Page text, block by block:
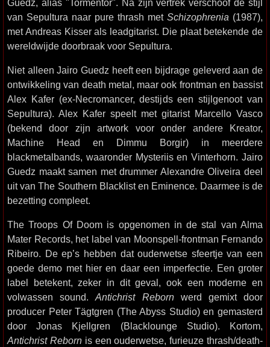
Guedz, alias "Tormentor". Na zijn vertrek verschoof de stijl
van Sepultura naar pure thrash met Schizophrenia (1987),
met Andreas Kisser als leadgitarist. Die plaat betekende de
wereldwijde doorbraak voor Sepultura.
Niet alleen Jairo Guedz heeft een bijdrage geleverd aan de
ontwikkeling van death metal, maar ook frontman en bassist
Alex Kafer (ex-Necromancer, destijds een stijlgenoot van
Sepultura). Alex Kafer speelt met gitarist Marcello Vasco
(bekend door zijn artwork voor onder andere Kreator,
Machine Head en Dimmu Borgir) in meerdere
blackmetalbands, waaronder Mysteriis en Vinterhorn. Jairo
Guedz maakt samen met drummer Alexandre Oliveira deel
uit van The Southern Blacklist en Eminence. Daarmee is de
bezetting compleet.
The Troops Of Doom is opgenomen in de stal van Alma
Mater Records, het label van Moonspell-frontman Fernando
Ribeiro. De ep’s hebben dat ouderwetse sfeertje van een
goede demo met hier en daar een imperfectie. Een groter
label betekent, zeker in dit geval, ook een moderne en
volwassen sound.Antichrist Rebornwerd gemixt door
producer Peter Tägtgren (The Abyss Studio) en gemasterd
door Jonas Kjellgren (Blacklounge Studio). Kortom,
Antichrist Rebornis een ouderwetse, furieuze thrash/death-